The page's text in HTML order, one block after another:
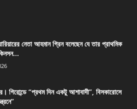
নেতা আহমান গ্রিন বলেছেন যে তার প্রাথমিক
গিরোন্ডে “প্রথম দিন একটু আশাবাদী”, বিসকারোসে